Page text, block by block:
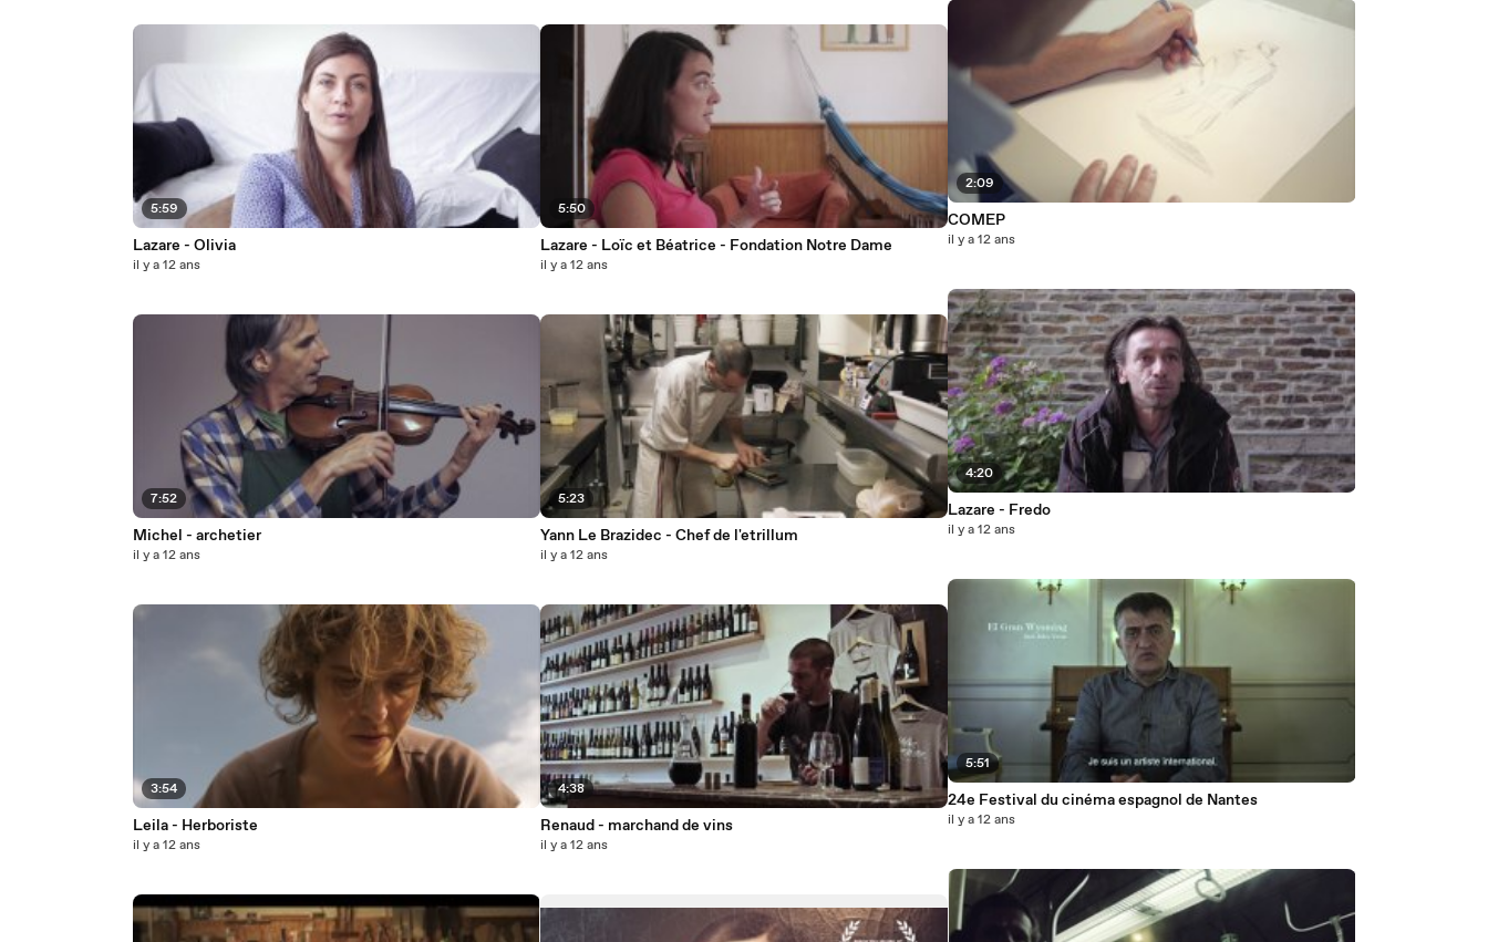
5:59
Lazare - Olivia
il y a 12 ans
7:52
Michel - archetier
il y a 12 ans
3:54
Leila - Herboriste
il y a 12 ans
5:50
Lazare - Loïc et Béatrice - Fondation Notre Dame
il y a 12 ans
5:23
Yann Le Brazidec - Chef de l'etrillum
il y a 12 ans
4:38
Renaud - marchand de vins
il y a 12 ans
2:09
COMEP
il y a 12 ans
4:20
Lazare - Fredo
il y a 12 ans
5:51
24e Festival du cinéma espagnol de Nantes
il y a 12 ans